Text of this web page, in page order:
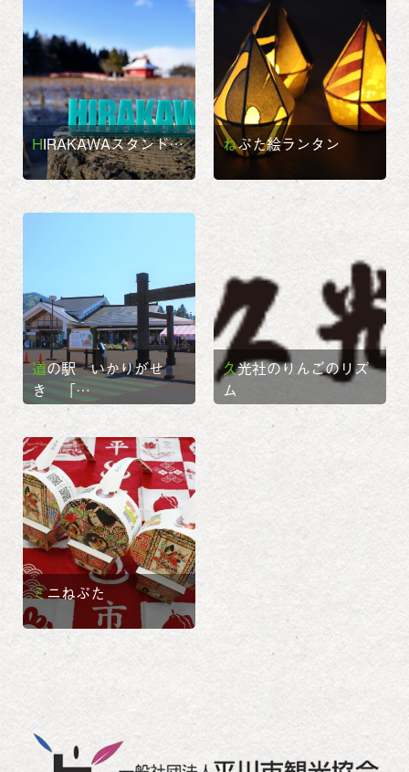
HIRAKAWAスタンド… ねぷた絵ランタン
道の駅 いかりがせ
き 「…
久光社のりんごのリズ
ム
ミニねぷた